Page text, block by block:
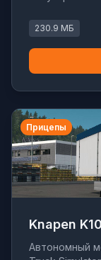
230.9 МБ
Прицепы
Knapen
Автономный